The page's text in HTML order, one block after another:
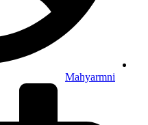
Mahyarmni